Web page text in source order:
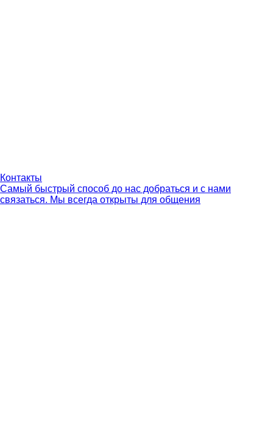
Контакты
Самый быстрый способ до нас добраться и с нами
связаться. Мы всегда открыты для общения